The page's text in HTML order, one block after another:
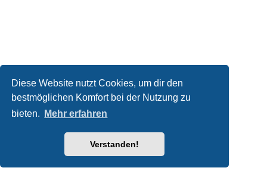
Diese Website nutzt Cookies, um dir den
bestmöglichen Komfort bei der Nutzung zu
bieten.
Mehr erfahren
Verstanden!